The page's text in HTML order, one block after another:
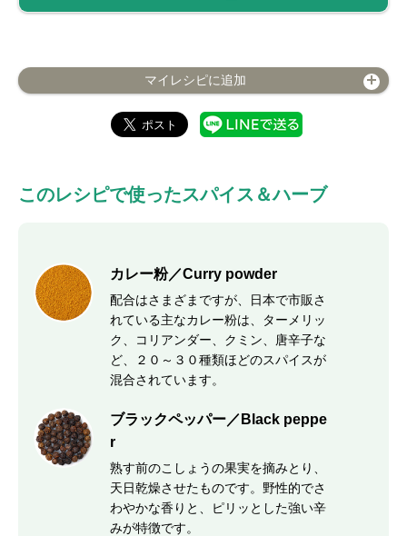
マイレシピに追加
このレシピで使ったスパイス＆ハーブ
カレー粉／Curry powder
配合はさまざまですが、日本で市販さ
れている主なカレー粉は、ターメリッ
ク、コリアンダー、クミン、唐辛子な
ど、２０～３０種類ほどのスパイスが
混合されています。
ブラックペッパー／Black peppe
r
熟す前のこしょうの果実を摘みとり、
天日乾燥させたものです。野性的でさ
わやかな香りと、ピリッとした強い辛
みが特徴です。